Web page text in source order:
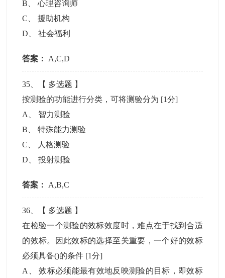
B 、心理咨询师
C 、援助机构
D 、社会福利
答案： A,C,D
35 、【 多选题 】
按测验的功能进行分类，可将测验分为 [1分]
A
智力测验
B 、特殊能力测验
C
人格测验
D 、投射测验
答案： A,B,C
36 、【 多选题 】
在检验一个测验的效标效度时，难点在于找到合适
的效标。因此效标的选择至关重要，一个好的效标
必须具备()的条件 [1分]
A
、效标必须能最有效地反映测验的目标，即效标